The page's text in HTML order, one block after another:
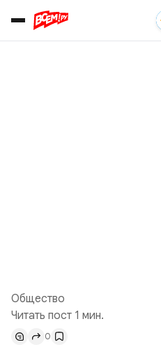
Общество
Читать пост 1 мин.
0